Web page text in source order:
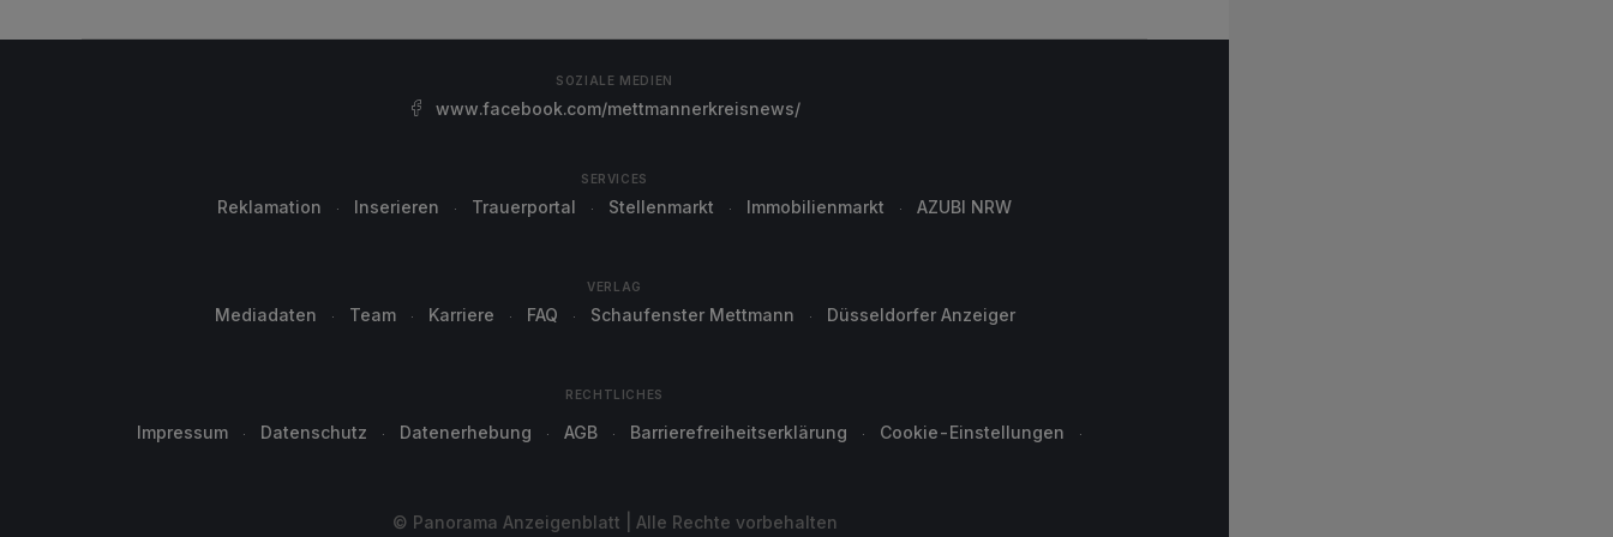
SOZIALE MEDIEN
www.facebook.com/mettmannerkreisnews/
SERVICES
Reklamation Inserieren Trauerportal Stellenmarkt Immobilienmarkt AZUBI NRW
VERLAG
Mediadaten Team Karriere FAQ Schaufenster Mettmann Düsseldorfer Anzeiger
RECHTLICHES
Impressum Datenschutz Datenerhebung AGB Barrierefreiheitserklärung Cookie-Einstellungen
© Panorama Anzeigenblatt | Alle Rechte vorbehalten